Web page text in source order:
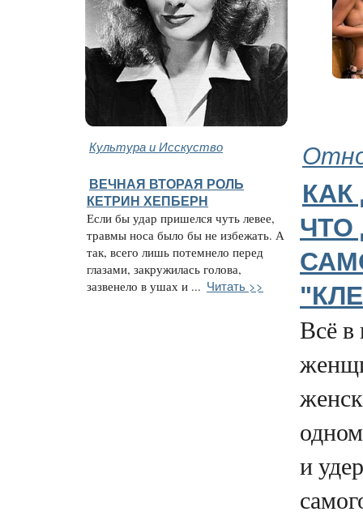
Культура и Исскуство
ВЕЧНАЯ ВТОРАЯ РОЛЬ
КЕТРИН ХЕПБЕРН
Если бы удар пришелся чуть левее,
травмы носа было бы не избежать. А
так, всего лишь потемнело перед
глазами, закружилась голова,
зазвенело в ушах и ... Читать >>
КАК
ЧТО
Всё в
и